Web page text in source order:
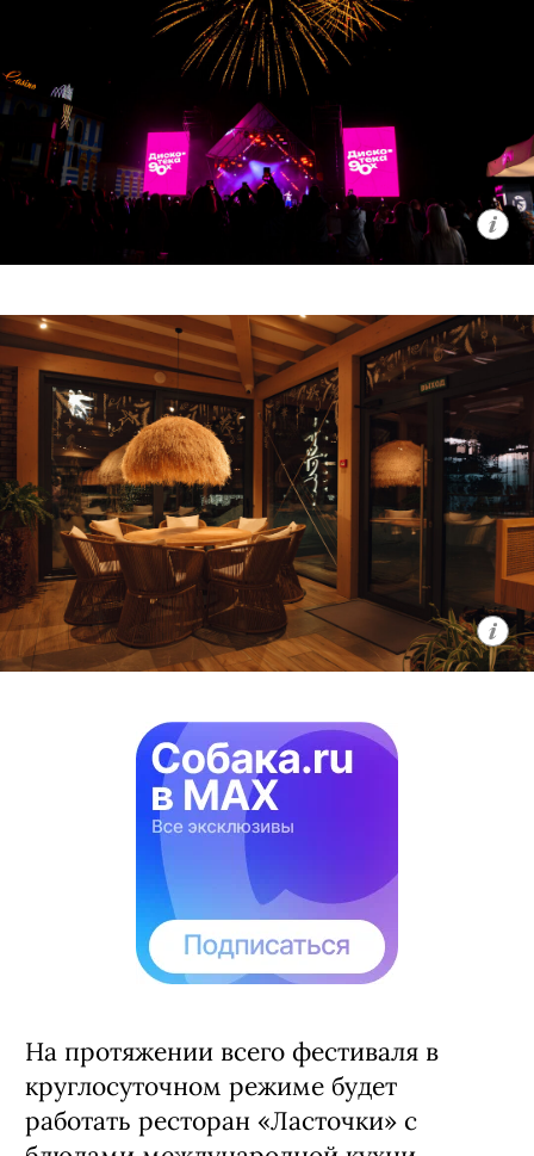
На протяжении всего фестиваля в
круглосуточном режиме будет
работать ресторан «Ласточки» с